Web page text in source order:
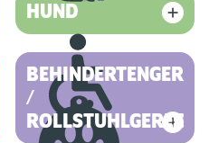
HUND
/
ROLLSTUHLGERECHT